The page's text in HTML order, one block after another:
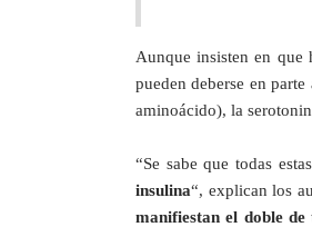
Aunque insisten en que
pueden deberse en
aminoácido), la
“Se sabe que todas
insulina“, explican los
manifiestan el doble de